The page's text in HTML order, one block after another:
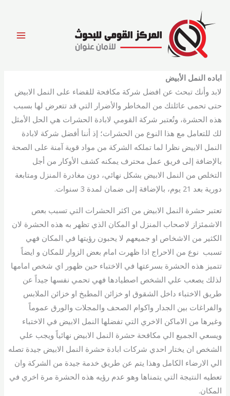
المحتوى
اباده النمل الأبيض
لابد وأنك تبحث عن افضل شركة مكافحة للقضاء على النمل الابيض
حتى تحمى عائلتك من المخاطر والأضرار التي قد تتعرض لها بسبب
هذه الحشرة، وتُعتبر شركة القومي لابادة الحشرات هي الحل الأمثل
لك للتعامل مع هذا النوع من الحشرات؛ إذ أننا أفضل شركة لابادة
النمل الابيض نظرا لما تملكه الشركة من مواد قوية آمنة على الصحة
بالإضافة إلى فريق عمل محترف يمكنه كشف الأوكار من أجل
التخلص من النمل الابيض بشكل نهائي، دون مغادرة المنزل ومتابعة
دورية بعد 21 يوم، بالإضافة إلى ضمان لمدة 3 سنوات.
تعتبر حشرة النمل الابيض من اكثر الحشرات التي تسبب بعص
الاشمئزاز لاصحاب المنزل او المكان الذي تظهر به هذه الحشرة لان
الكثير من الاشخاص او جميعهم لا يحبون رؤيتها في المكان فهي
تسبب نوع من الاحراج اذا ظهرت امام بعض الزوار للمكان و ايضاً
تتميز هذه الحشرة بسرعتها في الاختباء حين ظهور اي شخص امامها
لذلك يصعب علي الشخص اصطيادها فهي تحمي نفسها جيداً عن
طريق الاختباء داخل الشقوق او خزائن المطبخ او خزائن الملابس
والفراغات بين الجدار واكوام الصحف والمجلات والورق عموماً
وغيرها من الاماكن الاخري التي تفضلها النمل الابيض في الاختباء
ويسعي الجميع الي مكافحة حشرة النمل الابيض نهائياً ويجب علي
الشخص ان يختار احدي شركات ابادة حشرة النمل الابيض جيدة تصله
الي الارضاء الكامل وهذا يتم عن طريق خدمة جيدة من الشركة وان
تعطيه النتيجة التي يتمناها وهو عدم رؤيه هذه الحشرة مرة اخري في
المكان.